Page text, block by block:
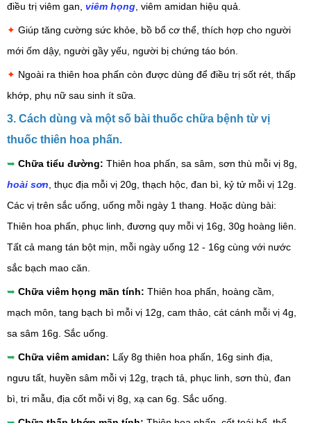
điều trị viêm gan, viêm họng , viêm amidan hiệu quả.
✦ Giúp tăng cường sức khỏe, bồ bổ cơ thể, thích hợp cho người
mới ốm dậy, người gầy yếu, người bị chứng táo bón.
✦ Ngoài ra thiên hoa phấn còn được dùng để điều trị sốt rét, thấp
khớp, phụ nữ sau sinh ít sữa.
3. Cách dùng và một số bài thuốc chữa bệnh từ vị
thuốc thiên hoa phấn.
➥ Chữa tiểu đường: Thiên hoa phấn, sa sâm, sơn thù mỗi vị 8g,
hoài sơn , thục địa mỗi vị 20g, thạch hộc, đan bì, kỷ tử mỗi vị 12g.
Các vị trên sắc uống, uống mỗi ngày 1 thang. Hoặc dùng bài:
Thiên hoa phấn, phục linh, đương quy mỗi vị 16g, 30g hoàng liên.
Tất cả mang tán bột mịn, mỗi ngày uống 12 - 16g cùng với nước
sắc bạch mao căn.
➥ Chữa viêm họng mãn tính: Thiên hoa phấn, hoàng cầm,
mạch môn, tang bạch bì mỗi vị 12g, cam thảo, cát cánh mỗi vị 4g,
sa sâm 16g. Sắc uống.
➥ Chữa viêm amidan: Lấy 8g thiên hoa phấn, 16g sinh địa,
ngưu tất, huyền sâm mỗi vị 12g, trạch tả, phục linh, sơn thù, đan
bì, tri mẫu, địa cốt mỗi vị 8g, xạ can 6g. Sắc uống.